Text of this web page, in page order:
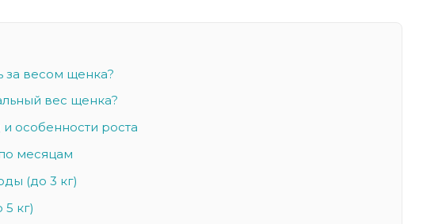
за весом щенка?
вес щенка?
особенности роста
месяцам
(до 3 кг)
кг)